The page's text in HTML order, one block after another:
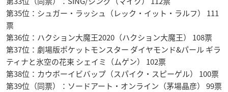
第35位：シュガー・ラッシュ（レック・イット・ラルフ） 111
票
第36位：ハクション大魔王2020（ハクション大魔王） 108票
第37位：劇場版ポケットモンスター ダイヤモンド&パール ギラ
ティナと氷空の花束 シェイミ（ムゲン） 102票
第38位：カウボーイビバップ（スパイク・スピーゲル） 100票
第39位（同票）：ソードアート・オンライン（茅場晶彦） 99票